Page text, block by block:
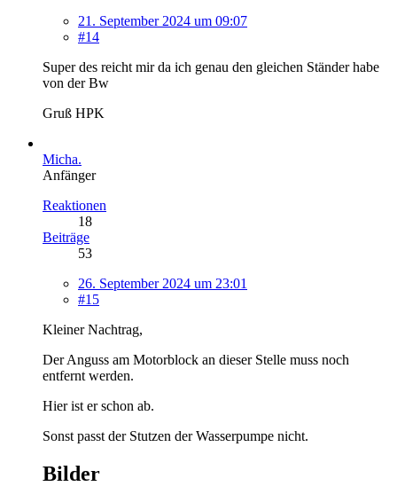
21. September 2024 um 09:07
#14
Super des reicht mir da ich genau den gleichen Ständer habe
von der Bw
Gruß HPK
Micha.
Anfänger
Reaktionen
18
Beiträge
53
26. September 2024 um 23:01
#15
Kleiner Nachtrag,
Der Anguss am Motorblock an dieser Stelle muss noch
entfernt werden.
Hier ist er schon ab.
Sonst passt der Stutzen der Wasserpumpe nicht.
Bilder